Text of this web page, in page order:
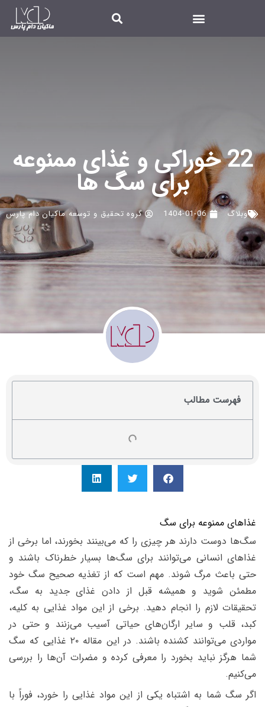
22 خوراکی و غذای ممنوعه
برای سگ ها
وبلاگ 1404-01-06 گروه تحقیق و توسعه ماکیان دام پارس
فهرست مطالب
غذاهای ممنوعه برای سگ
سگ‌ها دوست دارند هر چیزی را که می‌بینند بخورند، اما برخی از
غذاهای انسانی می‌توانند برای سگ‌ها بسیار خطرناک باشند و
حتی باعث مرگ شوند. مهم است که از تغذیه صحیح سگ خود
مطمئن شوید و همیشه قبل از دادن غذای جدید به سگ،
تحقیقات لازم را انجام دهید. برخی از این مواد غذایی به کلیه،
کبد، قلب و سایر ارگان‌های حیاتی آسیب می‌زنند و حتی در
مواردی می‌توانند کشنده باشند. در این مقاله ۲۰ غذایی که سگ
شما هرگز نباید بخورد را معرفی کرده و مضرات آن‌ها را بررسی
می‌کنیم.
اگر سگ شما به اشتباه یکی از این مواد غذایی را خورد، فوراً با